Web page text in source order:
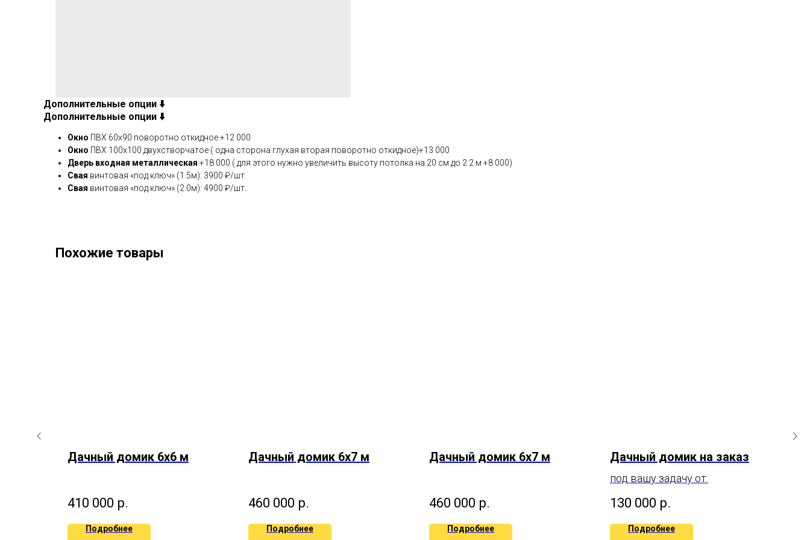
Дополнительные опции ⬇️
Дополнительные опции ⬇️
Окно ПВХ 60х90 поворотно откидное +12 000
Окно ПВХ 100х100 двухстворчатое ( одна сторона глухая вторая поворотно откидное)+13 000
Дверь входная металлическая +18 000 ( для этого нужно увеличить высоту потолка на 20 см до 2.2 м +8 000)
Свая винтовая «под ключ» (1.5м): 3900 ₽/шт.
Свая винтовая «под ключ» (2.0м): 4900 ₽/шт.
Похожие товары
Дачный домик 6х6 м
410 000 р.
Подробнее
Дачный домик 6х7 м
460 000 р.
Подробнее
Дачный домик 6х7 м
460 000 р.
Подробнее
Дачный домик на заказ
под вашу задачу от:
130 000 р.
Подробнее